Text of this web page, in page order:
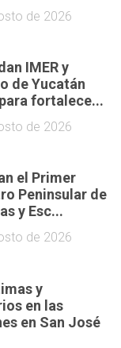
de 2026
IMER y
de Yucatán
fortalece...
de 2026
el Primer
Peninsular de
y Esc...
de 2026
y
en las
en San José